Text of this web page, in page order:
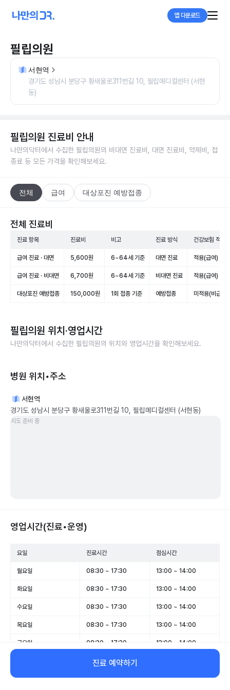
앱 다운로드
필립의원
서현역
경기도 성남시 분당구 황새울로311번길 10, 필립메디컬센터 (서현
동)
필립의원 진료비 안내
나만의닥터에서 수집한 필립의원의 비대면 진료비, 대면 진료비, 약제비, 접
종료 등 모든 가격을 확인해보세요.
전체 급여 대상포진 예방접종
전체 진료비
진료 항목 진료비 비고 진료 방식 건강보험 적용
급여 진료 · 대면 5,600원 6~64세 기준 대면 진료 적용(급여)
급여 진료 · 비대면 6,700원 6~64세 기준 비대면 진료 적용(급여)
대상포진 예방접종 150,000원 1회 접종 기준 예방접종 미적용(비급여)
필립의원 위치·영업시간
나만의닥터에서 수집한 필립의원의 위치와 영업시간을 확인해보세요.
병원 위치•주소
서현역
경기도 성남시 분당구 황새울로311번길 10, 필립메디컬센터 (서현동)
지도 준비 중
영업시간(진료•운영)
요일 진료시간 점심시간
월요일 08:30 ~ 17:30 13:00 ~ 14:00
화요일 08:30 ~ 17:30 13:00 ~ 14:00
수요일 08:30 ~ 17:30 13:00 ~ 14:00
목요일 08:30 ~ 17:30 13:00 ~ 14:00
금요일 08:30 ~ 17:30 13:00 ~ 14:00
08:30 ~ 13:00
일요일 휴무 -
진료 예약하기